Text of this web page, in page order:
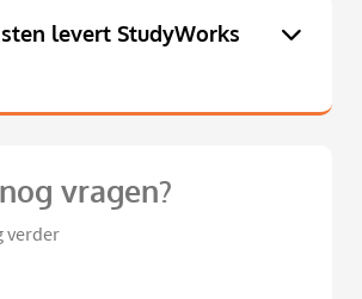
levert StudyWorks
vragen?
verder